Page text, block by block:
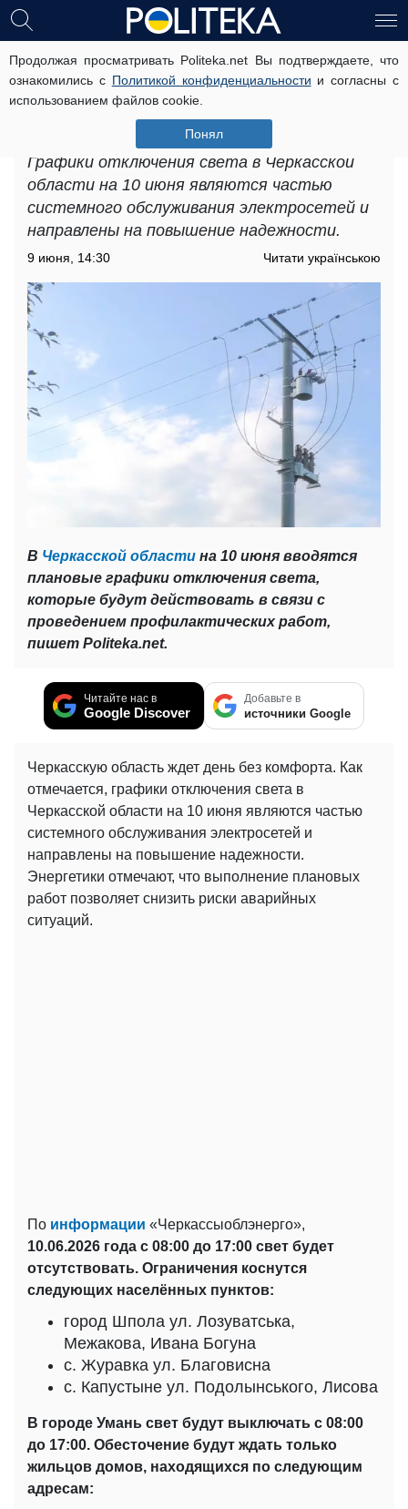
Продолжая просматривать Politeka.net Вы подтверждаете, что
ознакомились с Политикой конфиденциальности и согласны с
использованием файлов cookie.
Понял
Черкасскую область ждет день без
комфорта: вводят длинные
графики отключения света на 10
Графики отключения света в Черкасской
области на 10 июня являются частью
системного обслуживания электросетей и
направлены на повышение надежности.
9 июня, 14:30 Читати українською
В Черкасской области на 10 июня вводятся
плановые графики отключения света,
которые будут действовать в связи с
проведением профилактических работ,
пишет Politeka.net.
Читайте нас в
Google Discover
Добавьте в
источники Google
Черкасскую область ждет день без комфорта. Как
отмечается, графики отключения света в
Черкасской области на 10 июня являются частью
системного обслуживания электросетей и
направлены на повышение надежности.
Энергетики отмечают, что выполнение плановых
работ позволяет снизить риски аварийных
ситуаций.
По информации «Черкассыоблэнерго»,
10.06.2026 года с 08:00 до 17:00 свет будет
отсутствовать. Ограничения коснутся
следующих населённых пунктов:
город Шпола ул. Лозуватська,
Межакова, Ивана Богуна
с. Журавка ул. Благовисна
с. Капустыне ул. Подолынського, Лисова
В городе Умань свет будут выключать с 08:00
до 17:00. Обесточение будут ждать только
жильцов домов, находящихся по следующим
адресам: